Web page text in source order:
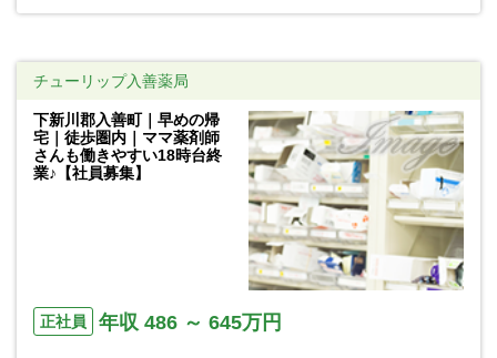
チューリップ入善薬局
下新川郡入善町｜早めの帰
宅｜徒歩圏内｜ママ薬剤師
さんも働きやすい18時台終
業♪【社員募集】
正社員 年収 486 ～ 645万円